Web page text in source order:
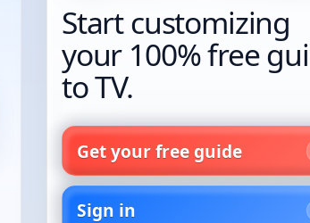
Start customizing
your 100% free
to TV.
Get your free guide
Sign in